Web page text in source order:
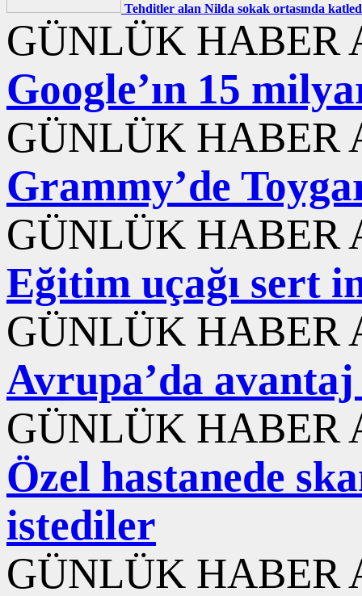
Tehditler alan Nilda sokak ortasında
GÜNLÜK HABER
Google’ın 15
GÜNLÜK HABER
Grammy’de
GÜNLÜK HABER
Eğitim uçağı sert
GÜNLÜK HABER
Avrupa’da
GÜNLÜK HABER
Özel hastanede
istediler
GÜNLÜK HABER